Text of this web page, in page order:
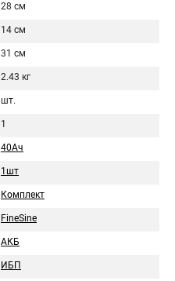
28 см
14 см
31 см
2.43 кг
шт.
1
40Aч
1шт
Комплект
FineSine
АКБ
ИБП